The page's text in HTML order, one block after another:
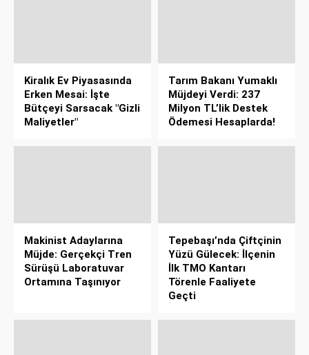
Kiralık Ev Piyasasında
Erken Mesai: İşte
Bütçeyi Sarsacak "Gizli
Maliyetler"
Tarım Bakanı Yumaklı
Müjdeyi Verdi: 237
Milyon TL’lik Destek
Ödemesi Hesaplarda!
Makinist Adaylarına
Müjde: Gerçekçi Tren
Sürüşü Laboratuvar
Ortamına Taşınıyor
Tepebaşı’nda Çiftçinin
Yüzü Gülecek: İlçenin
İlk TMO Kantarı
Törenle Faaliyete
Geçti